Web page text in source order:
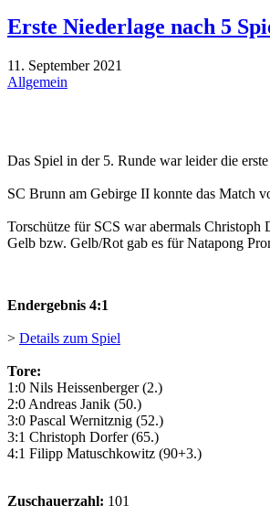
Erste Niederlage nach 5
11. September 2021
Allgemein
Das Spiel in der 5. Runde war leider die
SC Brunn am Gebirge II konnte das Match
Torschütze für SCS war abermals Christoph
Gelb bzw. Gelb/Rot gab es für Natapong
Endergebnis 4:1
> Details zum Spiel
Tore:
1:0 Nils Heissenberger (2.)
2:0 Andreas Janik (50.)
3:0 Pascal Wernitznig (52.)
3:1 Christoph Dorfer (65.)
4:1 Filipp Matuschkowitz (90+3.)
Zuschauerzahl: 101